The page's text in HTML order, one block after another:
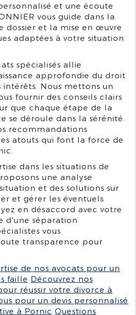
et une écoute
vous guide dans la
dossier et la mise en œuvre
adaptées à votre situation
spécialisés allie
approfondie du droit
intérêts. Nous mettons un
fournir des conseils clairs
que chaque étape de la
se déroule dans la sérénité.
recommandations
atouts qui font la force de
dans les situations de
une analyse
et des solutions sur
et gérer les éventuels
en désaccord avec votre
d'une séparation
vous
transparence pour
de nos avocats pour un
faille Découvrez nos
réussir votre divorce à
pour un devis personnalisé
à Pornic Questions